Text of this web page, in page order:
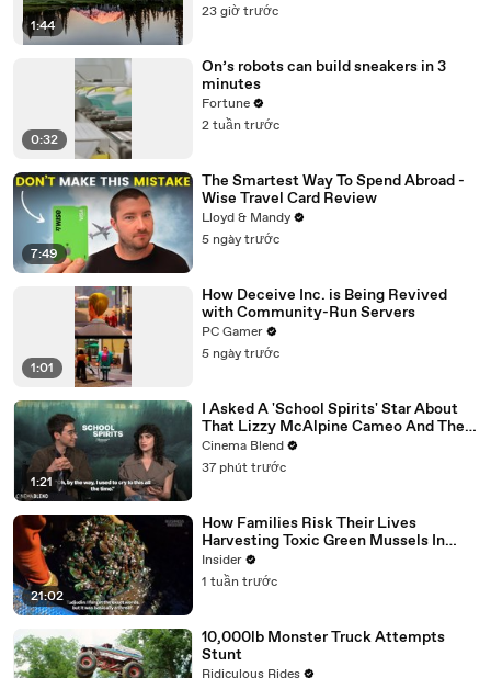
1:44
23 giờ trước
0:32
On’s robots can build sneakers in 3
minutes
Fortune
2 tuần trước
7:49
The Smartest Way To Spend Abroad -
Wise Travel Card Review
Lloyd & Mandy
5 ngày trước
1:01
How Deceive Inc. is Being Revived
with Community-Run Servers
PC Gamer
5 ngày trước
1:21
I Asked A 'School Spirits' Star About
That Lizzy McAlpine Cameo And The
Greater Meaning Behind It
Cinema Blend
37 phút trước
21:02
How Families Risk Their Lives
Harvesting Toxic Green Mussels In
Indonesia
Insider
1 tuần trước
10,000lb Monster Truck Attempts
Stunt